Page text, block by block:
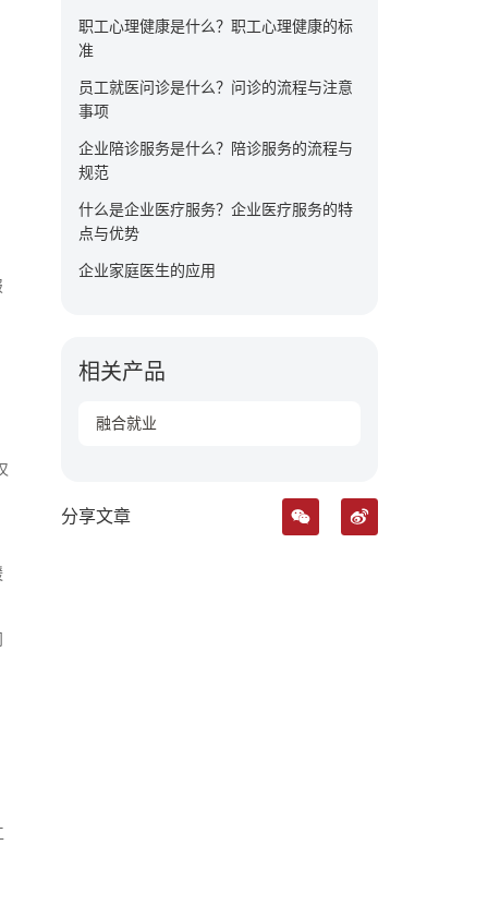
职工心理健康是什么？职工心理健康的标
准
员工就医问诊是什么？问诊的流程与注意
事项
企业陪诊服务是什么？陪诊服务的流程与
规范
什么是企业医疗服务？企业医疗服务的特
点与优势
企业家庭医生的应用
相关产品
融合就业
分享文章